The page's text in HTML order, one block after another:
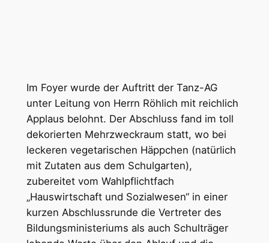
Im Foyer wurde der Auftritt der Tanz-AG
unter Leitung von Herrn Röhlich mit reichlich
Applaus belohnt. Der Abschluss fand im toll
dekorierten Mehrzweckraum statt, wo bei
leckeren vegetarischen Häppchen (natürlich
mit Zutaten aus dem Schulgarten),
zubereitet vom Wahlpflichtfach
„Hauswirtschaft und Sozialwesen“ in einer
kurzen Abschlussrunde die Vertreter des
Bildungsministeriums als auch Schulträger